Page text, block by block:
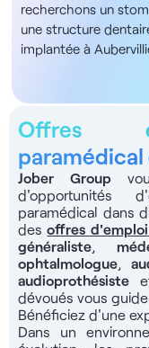
recherchons un
une structure
implantée à
complètement
un établissement
d'élargir son offre
trouve à proximité
promesse d'un
arrivée. Avec des
et une équipe
environnement
sur vos interventions
amené(e) à utiliser le
informatisée de
ouverte aux jeunes
quartier bien
d'Aubervilliers, vous
Offres
Jober Group
d'opportunités
paramédical dans
desoffres
généraliste,
ophtalmologue,
audioprothésiste
dévoués vous
Bénéficiez d'une
Dans un